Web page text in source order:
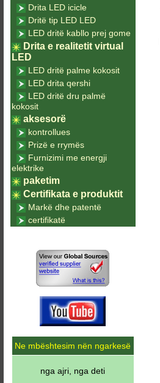
Drita LED icicle
Dritë tip LED LED
LED dritë kabllo prej gome
Drita e realitetit virtual
LED
LED dritë palme kokosit
LED drita qershi
LED dritë dru palmë
kokosit
aksesorë
kontrollues
Prizë e rrymës
Furnizimi me energji
elektrike
paketim
Certifikata e produktit
Markë dhe patentë
certifikatë
Ne mbështesim nën ngarkesë
nga ajri, nga deti